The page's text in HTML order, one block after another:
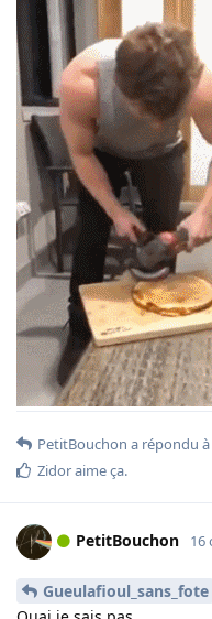
PetitBouchon a répondu à
Zidoraime ça.
PetitBouchon 16
Gueulafioul_sans_fote